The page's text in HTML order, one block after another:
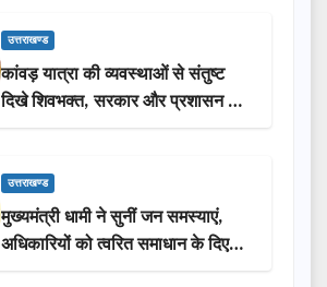
उत्तराखण्ड
कांवड़ यात्रा की व्यवस्थाओं से संतुष्ट
दिखे शिवभक्त, सरकार और प्रशासन की
सराहना…
उत्तराखण्ड
मुख्यमंत्री धामी ने सुनीं जन समस्याएं,
अधिकारियों को त्वरित समाधान के दिए
निर्देश